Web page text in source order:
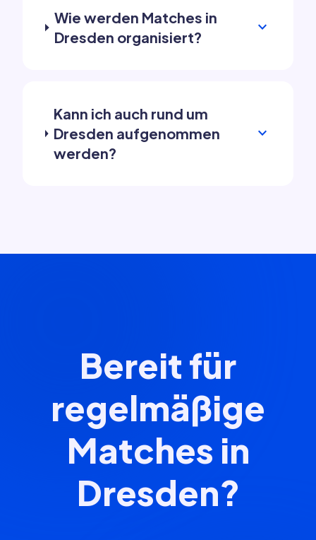
Wie werden Matches in
Dresden organisiert?
expand_more
Kann ich auch rund um
Dresden aufgenommen
werden?
expand_more
Bereit für
regelmäßige
Matches in
Dresden?